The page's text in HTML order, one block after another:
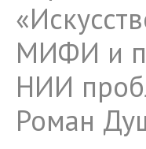
МИФИ и
НИИ
Роман